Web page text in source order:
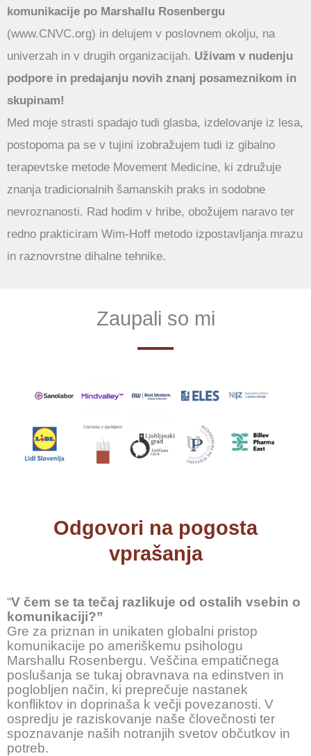
komunikacije po Marshallu Rosenbergu
(www.CNVC.org) in delujem v poslovnem okolju, na
univerzah in v drugih organizacijah. Uživam v nudenju
podpore in predajanju novih znanj posameznikom in
skupinam!
Med moje strasti spadajo tudi glasba, izdelovanje iz lesa,
postopoma pa se v tujini izobražujem tudi iz gibalno
terapevtske metode Movement Medicine, ki združuje
znanja tradicionalnih šamanskih praks in sodobne
nevroznanosti. Rad hodim v hribe, obožujem naravo ter
redno prakticiram Wim-Hoff metodo izpostavljanja mrazu
in raznovrstne dihalne tehnike.
Zaupali so mi
Odgovori na pogosta
vprašanja
“V čem se ta tečaj razlikuje od ostalih vsebin o
komunikaciji?”
Gre za priznan in unikaten globalni pristop
komunikacije po ameriškemu psihologu
Marshallu Rosenbergu. Veščina empatičnega
poslušanja se tukaj obravnava na edinstven in
poglobljen način, ki preprečuje nastanek
konfliktov in doprinaša k večji povezanosti. V
ospredju je raziskovanje naše človečnosti ter
spoznavanje naših notranjih svetov občutkov in
potreb.